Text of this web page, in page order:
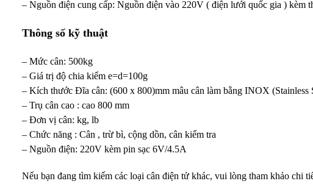
Bóng đèn soi màu TL-D 90 Graphica
18W/965 T8 Philips
TL-D 90 Graphica 18W/965 mô
phỏng tương đương với ánh sáng tự
nhiên
Với độ hoàn màu cực cao nên được
sử dụng để So Màu, Kiểm Màu
Philips, xuất xứ Ba lan
TL-D 90 Graphica 18W/950
Với độ hoàn màu cực cao nên được
sử dụng để So Màu, Kiểm Màu
Philips, xuất xứ Ba lan
– Nguồn điện cung cấp: Nguồn điện vào 220V ( điện lưới quốc gia ) kèm
Thông số kỹ thuật
– Mức cân: 500kg
– Giá trị độ chia kiểm e=d=100g
– Kích thước Đĩa cân: (600 x 800)mm mâu cân làm bằng INOX (Stainless
– Trụ cân cao : cao 800 mm
– Đơn vị cân: kg, lb
– Chức năng : Cân , trừ bì, cộng dồn, cân kiểm tra
– Nguồn điện: 220V kèm pin sạc 6V/4.5A
Nếu bạn đang tìm kiếm các loại cân điện tử khác, vui lòng tham khảo chi